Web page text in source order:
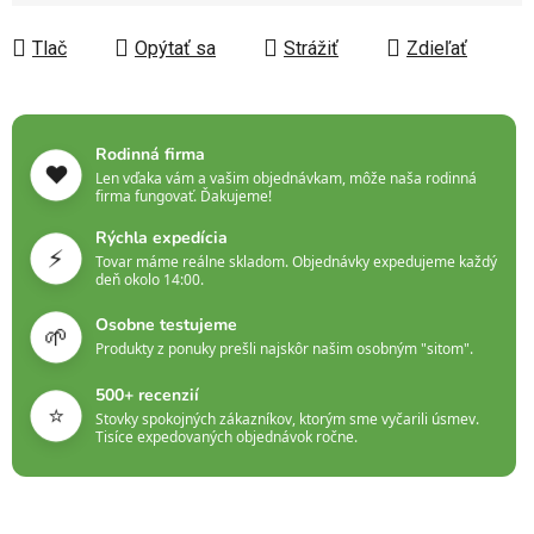
Tlač
Opýtať sa Strážiť Zdieľať
❤️
Rodinná firma
Len vďaka vám a vašim objednávkam, môže naša rodinná
firma fungovať. Ďakujeme!
⚡
Rýchla expedícia
Tovar máme reálne skladom. Objednávky expedujeme každý
deň okolo 14:00.
🌱 Osobne testujeme
Produkty z ponuky prešli najskôr našim osobným "sitom".
⭐
500+ recenzií
Stovky spokojných zákazníkov, ktorým sme vyčarili úsmev.
Tisíce expedovaných objednávok ročne.